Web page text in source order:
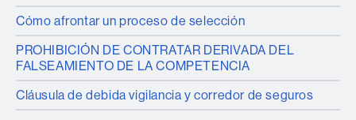
Cómo afrontar un proceso de selección
PROHIBICIÓN DE CONTRATAR DERIVADA DEL
FALSEAMIENTO DE LA COMPETENCIA
Cláusula de debida vigilancia y corredor de seguros